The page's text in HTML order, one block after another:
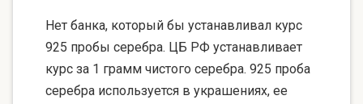
Нет банка, который бы устанавливал курс
925 пробы серебра. ЦБ РФ устанавливает
курс за 1 грамм чистого серебра. 925 проба
серебра используется в украшениях, ее